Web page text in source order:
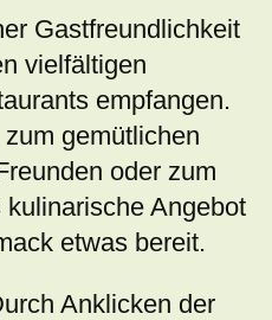
Gastfreundlichkeit
vielfältigen
empfangen.
gemütlichen
oder zum
Angebot
etwas bereit.
Anklicken der